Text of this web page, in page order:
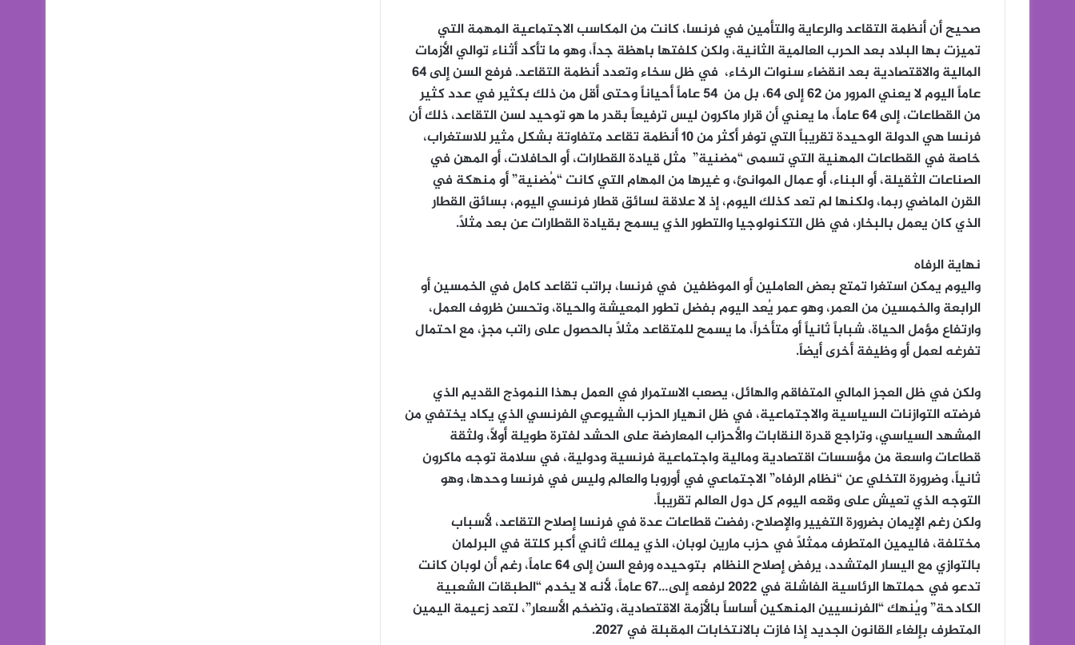
صحيح أن أنظمة التقاعد والرعاية والتأمين في فرنسا، كانت من المكاسب الاجتماعية المهمة التي
تميزت بها البلاد بعد الحرب العالمية الثانية، ولكن كلفتها باهظة جداً، وهو ما تأكد أثناء توالي الأزمات
المالية والاقتصادية بعد انقضاء سنوات الرخاء، في ظل سخاء وتعدد أنظمة التقاعد. فرفع السن إلى 64
عاماً اليوم لا يعني المرور من 62 إلى 64، بل من 54 عاماً أحياناً وحتى أقل من ذلك بكثير في عدد كثير
من القطاعات، إلى 64 عاماً، ما يعني أن قرار ماكرون ليس ترفيعاً بقدر ما هو توحيد لسن التقاعد، ذلك أن
فرنسا هي الدولة الوحيدة تقريباً التي توفر أكثر من 10 أنظمة تقاعد متفاوتة بشكل مثير للاستغراب،
خاصة في القطاعات المهنية التي تسمى “مضنية” مثل قيادة القطارات، أو الحافلات، أو المهن في
الصناعات الثقيلة، أو البناء، أو عمال الموانئ، و غيرها من المهام التي كانت “مُضنية” أو منهكة في
القرن الماضي ربما، ولكنها لم تعد كذلك اليوم، إذ لا علاقة لسائق قطار فرنسي اليوم، بسائق القطار
الذي كان يعمل بالبخار، في ظل التكنولوجيا والتطور الذي يسمح بقيادة القطارات عن بعد مثلاً.
نهاية الرفاه
واليوم يمكن استغرا تمتع بعض العاملين أو الموظفين في فرنسا، براتب تقاعد كامل في الخمسين أو
الرابعة والخمسين من العمر، وهو عمر يُعد اليوم بفضل تطور المعيشة والحياة، وتحسن ظروف العمل،
وارتفاع مؤمل الحياة، شباباً ثانياً أو متأخراً، ما يسمح للمتقاعد مثلاً بالحصول على راتب مجزٍ، مع احتمال
تفرغه لعمل أو وظيفة أخرى أيضاً.
ولكن في ظل العجز المالي المتفاقم والهائل، يصعب الاستمرار في العمل بهذا النموذج القديم الذي
فرضته التوازنات السياسية والاجتماعية، في ظل انهيار الحزب الشيوعي الفرنسي الذي يكاد يختفي من
المشهد السياسي، وتراجع قدرة النقابات والأحزاب المعارضة على الحشد لفترة طويلة أولاً، ولثقة
قطاعات واسعة من مؤسسات اقتصادية ومالية واجتماعية فرنسية ودولية، في سلامة توجه ماكرون
ثانياً، وضرورة التخلي عن “نظام الرفاه” الاجتماعي في أوروبا والعالم وليس في فرنسا وحدها، وهو
التوجه الذي تعيش على وقعه اليوم كل دول العالم تقريباً.
ولكن رغم الإيمان بضرورة التغيير والإصلاح، رفضت قطاعات عدة في فرنسا إصلاح التقاعد، لأسباب
مختلفة، فاليمين المتطرف ممثلاً في حزب مارين لوبان، الذي يملك ثاني أكبر كلتة في البرلمان
بالتوازي مع اليسار المتشدد، يرفض إصلاح النظام بتوحيده ورفع السن إلى 64 عاماً، رغم أن لوبان كانت
تدعو في حملتها الرئاسية الفاشلة في 2022 لرفعه إلى…67 عاماً، لأنه لا يخدم “الطبقات الشعبية
الكادحة” ويُنهك “الفرنسيين المنهكين أساساً بالأزمة الاقتصادية، وتضخم الأسعار”، لتعد زعيمة اليمين
المتطرف بإلغاء القانون الجديد إذا فازت بالانتخابات المقبلة في 2027.